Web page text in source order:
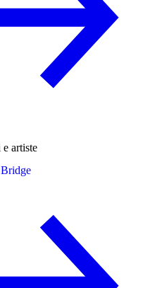
artiste